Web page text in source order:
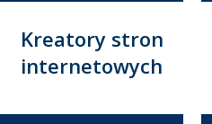
Kreatory stron
internetowych